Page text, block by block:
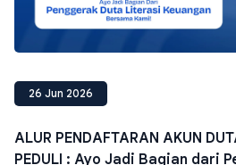
26 Jun 2026
ALUR PENDAFTARAN AKUN
PEDULI : Ayo Jadi Bagian dari